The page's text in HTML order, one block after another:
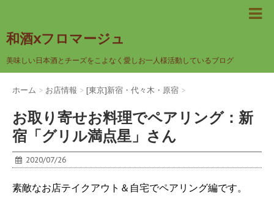
和酒xフロマージュ
美味しい日本酒とチーズをこよなく愛しお一人様活動しているブログ
ホーム > お店情報 > [東京]新宿・代々木・原宿 >
お取り寄せお料理でペアリング：新
宿「グリル満点星」さん
2020/07/26
素敵なお店テイクアウト＆自宅でペアリング編です。